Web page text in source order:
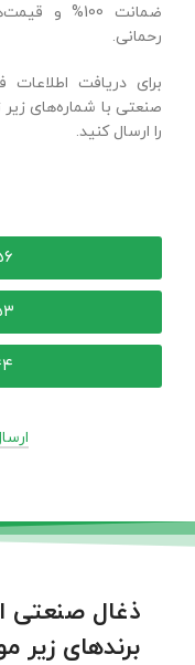
ضمانت 100%
رحمانی.
برای دریافت
صنعتی با شماره‌های
را ارسال کنید.
۵۶ ۸۴
۵۳ ۵۸
ذغال صنعتی
برندهای زیر